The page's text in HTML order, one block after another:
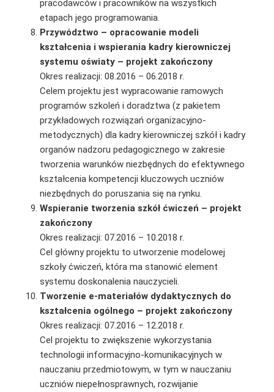
pracodawców i pracowników na wszystkich
etapach jego programowania.
Przywództwo – opracowanie modeli
kształcenia i wspierania kadry kierowniczej
systemu oświaty – projekt zakończony
Okres realizacji: 08.2016 – 06.2018 r.
Celem projektu jest wypracowanie ramowych
programów szkoleń i doradztwa (z pakietem
przykładowych rozwiązań organizacyjno-
metodycznych) dla kadry kierowniczej szkół i kadry
organów nadzoru pedagogicznego w zakresie
tworzenia warunków niezbędnych do efektywnego
kształcenia kompetencji kluczowych uczniów
niezbędnych do poruszania się na rynku.
Wspieranie tworzenia szkół ćwiczeń – projekt
zakończony
Okres realizacji: 07.2016 – 10.2018 r.
Cel główny projektu to utworzenie modelowej
szkoły ćwiczeń, która ma stanowić element
systemu doskonalenia nauczycieli.
Tworzenie e-materiałów dydaktycznych do
kształcenia ogólnego – projekt zakończony
Okres realizacji: 07.2016 – 12.2018 r.
Cel projektu to zwiększenie wykorzystania
technologii informacyjno-komunikacyjnych w
nauczaniu przedmiotowym, w tym w nauczaniu
uczniów niepełnosprawnych, rozwijanie